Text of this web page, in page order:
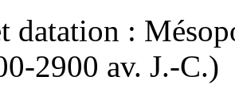
datation :
2900 av. J.-C.)